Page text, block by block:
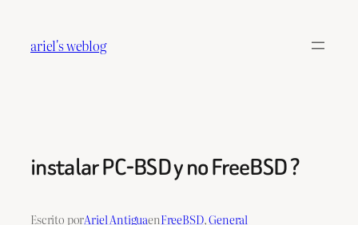
contenido
ariel's weblog
instalar PC-BSD y no FreeBSD ?
Escrito porAriel AntiguaenFreeBSD, General